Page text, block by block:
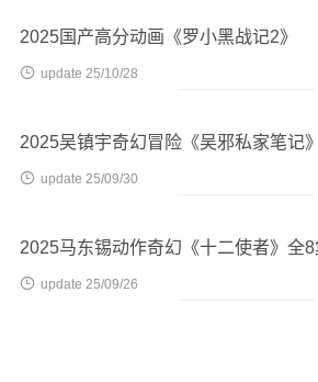
2025国产高分动画《罗小黑战记2》
 update 25/10/28
2025吴镇宇奇幻冒险《吴邪私家笔记
 update 25/09/30
2025马东锡动作奇幻《十二使者》全8
 update 25/09/26